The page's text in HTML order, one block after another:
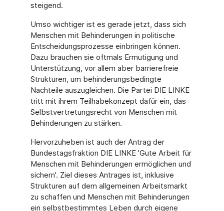
steigend.
Umso wichtiger ist es gerade jetzt, dass sich
Menschen mit Behinderungen in politische
Entscheidungsprozesse einbringen können.
Dazu brauchen sie oftmals Ermutigung und
Unterstützung, vor allem aber barrierefreie
Strukturen, um behinderungsbedingte
Nachteile auszugleichen. Die Partei DIE LINKE
tritt mit ihrem Teilhabekonzept dafür ein, das
Selbstvertretungsrecht von Menschen mit
Behinderungen zu stärken.
Hervorzuheben ist auch der Antrag der
Bundestagsfraktion DIE LINKE 'Gute Arbeit für
Menschen mit Behinderungen ermöglichen und
sichern'. Ziel dieses Antrages ist, inklusive
Strukturen auf dem allgemeinen Arbeitsmarkt
zu schaffen und Menschen mit Behinderungen
ein selbstbestimmtes Leben durch eigene